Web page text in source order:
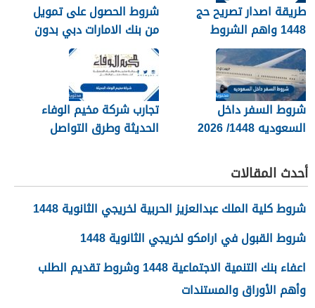
طريقة اصدار تصريح حج
1448 واهم الشروط
المطلوبة بالتفصيل
شروط الحصول على تمويل
من بنك الامارات دبي بدون
كفيل 1448
شروط السفر داخل
السعوديه 1448/ 2026
تجارب شركة مخيم الوفاء
الحديثة وطرق التواصل
أحدث المقالات
شروط كلية الملك عبدالعزيز الحربية لخريجي الثانوية 1448
شروط القبول في ارامكو لخريجي الثانوية 1448
اعفاء بنك التنمية الاجتماعية 1448 وشروط تقديم الطلب
وأهم الأوراق والمستندات